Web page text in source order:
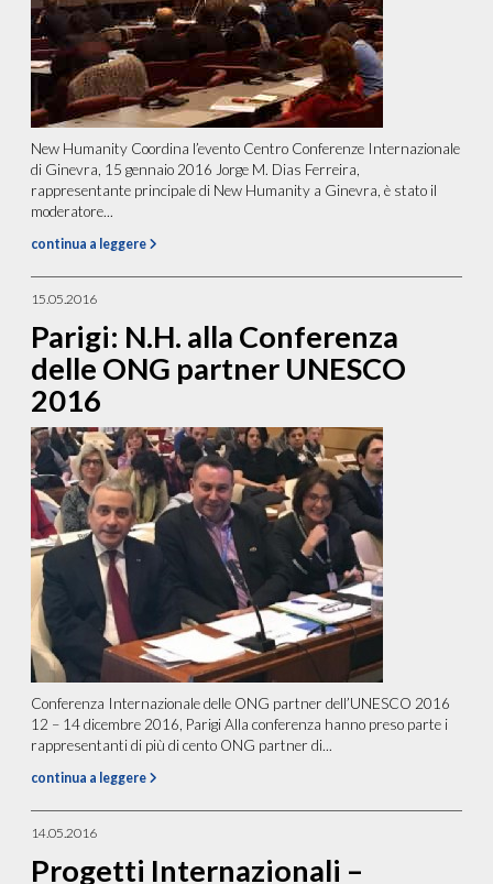
New Humanity Coordina l’evento Centro Conferenze Internazionale
di Ginevra, 15 gennaio 2016 Jorge M. Dias Ferreira,
rappresentante principale di New Humanity a Ginevra, è stato il
moderatore...
continua a leggere
15.05.2016
Parigi: N.H. alla Conferenza
delle ONG partner UNESCO
2016
Conferenza Internazionale delle ONG partner dell’UNESCO 2016
12 – 14 dicembre 2016, Parigi Alla conferenza hanno preso parte i
rappresentanti di più di cento ONG partner di...
continua a leggere
14.05.2016
Progetti Internazionali –